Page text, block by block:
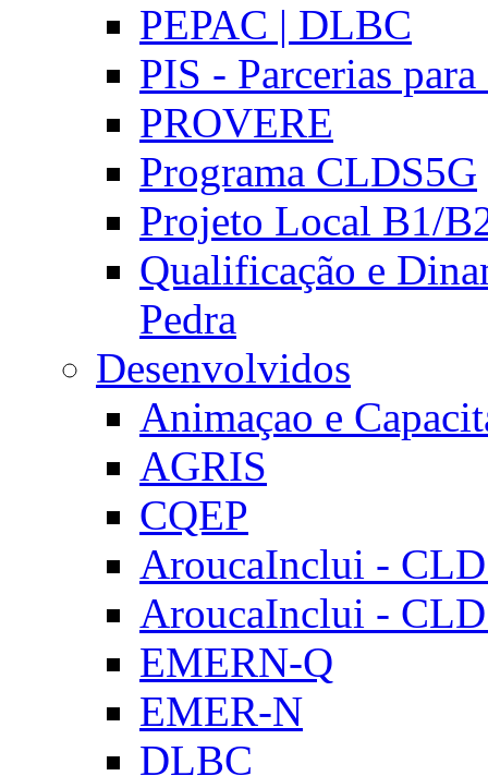
PEPAC | DLBC
PIS - Parcerias
PROVERE
Programa CLDS5G
Projeto Local B1/
Qualificação e
Pedra
Desenvolvidos
Animaçao e
AGRIS
CQEP
AroucaInclui -
AroucaInclui -
EMERN-Q
EMER-N
DLBC